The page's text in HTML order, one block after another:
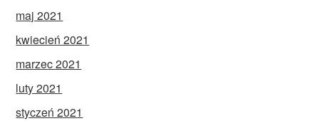
maj 2021
kwiecień 2021
marzec 2021
luty 2021
styczeń 2021